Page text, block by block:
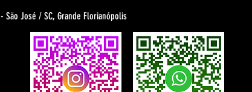
São José / SC, Grande Florianópolis